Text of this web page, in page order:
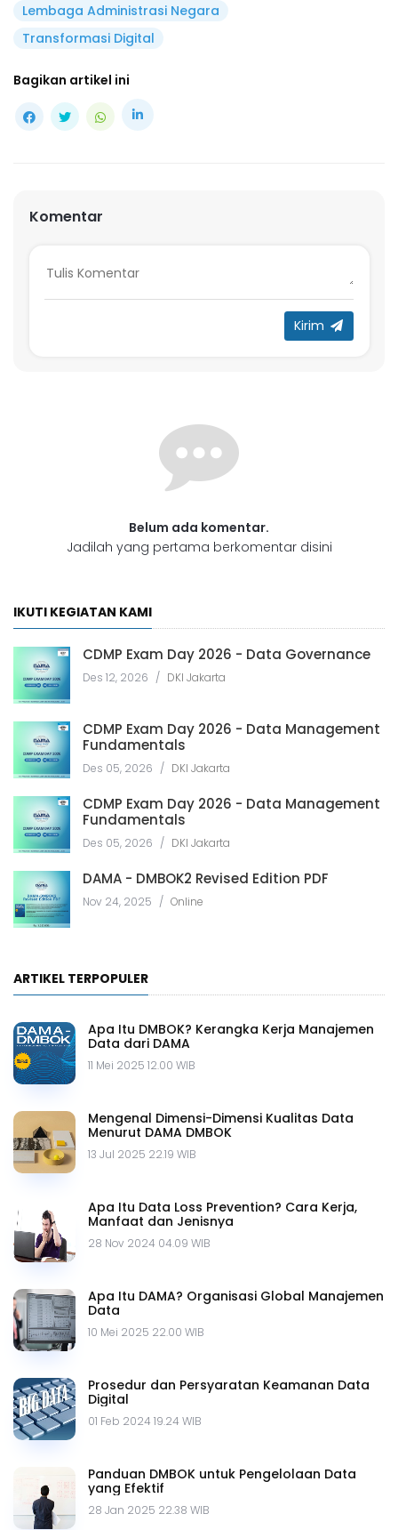
Lembaga Administrasi Negara
Transformasi Digital
Bagikan artikel ini
Komentar
Kirim
Belum ada komentar.
Jadilah yang pertama berkomentar disini
IKUTI KEGIATAN KAMI
CDMP Exam Day 2026 - Data Governance
Des 12, 2026 / DKI Jakarta
CDMP Exam Day 2026 - Data Management
Fundamentals
Des 05, 2026 / DKI Jakarta
CDMP Exam Day 2026 - Data Management
Fundamentals
Des 05, 2026 / DKI Jakarta
DAMA - DMBOK2 Revised Edition PDF
Nov 24, 2025 / Online
ARTIKEL TERPOPULER
Apa Itu DMBOK? Kerangka Kerja Manajemen
Data dari DAMA
11 Mei 2025 12.00 WIB
Mengenal Dimensi-Dimensi Kualitas Data
Menurut DAMA DMBOK
13 Jul 2025 22.19 WIB
Apa Itu Data Loss Prevention? Cara Kerja,
Manfaat dan Jenisnya
28 Nov 2024 04.09 WIB
Apa Itu DAMA? Organisasi Global Manajemen
Data
10 Mei 2025 22.00 WIB
Prosedur dan Persyaratan Keamanan Data
Digital
01 Feb 2024 19.24 WIB
Panduan DMBOK untuk Pengelolaan Data
yang Efektif
28 Jan 2025 22.38 WIB